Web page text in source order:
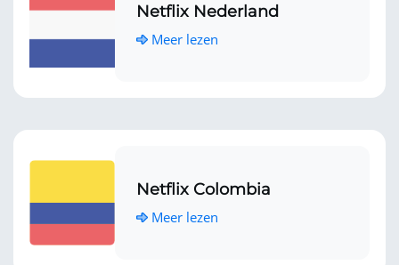
Netflix Nederland
Meer lezen
Netflix Colombia
Meer lezen